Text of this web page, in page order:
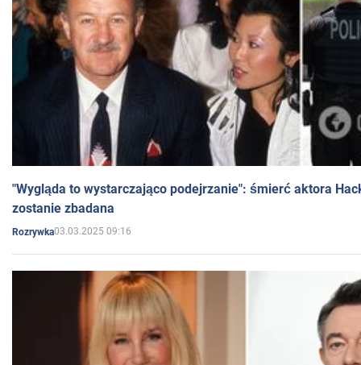
"Wygląda to wystarczająco podejrzanie": śmierć aktora
zostanie zbadana
Rozrywka03.03.2025 09:16